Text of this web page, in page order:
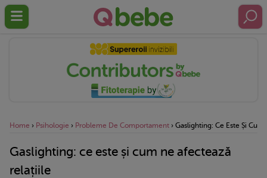
Home › Psihologie › Probleme De Comportament › Gaslighting: Ce Este Și
Gaslighting: ce este și cum ne afectează
relațiile